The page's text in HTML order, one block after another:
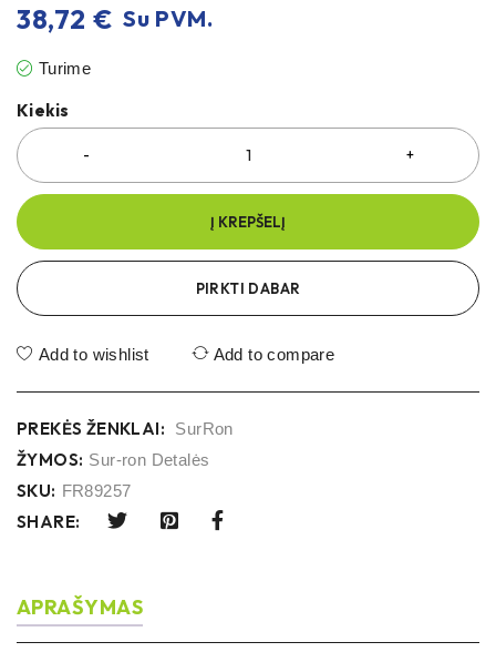
38,72 € Su PVM.
Turime
Kiekis
Į KREPŠELĮ
PIRKTI DABAR
Add to wishlist Add to compare
PREKĖS ŽENKLAI: SurRon
ŽYMOS: Sur-ron Detalės
SKU: FR89257
SHARE:
APRAŠYMAS